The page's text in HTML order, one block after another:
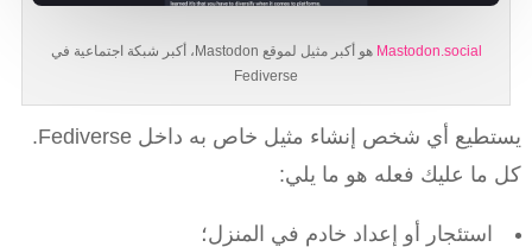
Mastodon.social
هو أكبر مثيل لموقع Mastodon، أكبر شبكة اجتماعية في
Fediverse
يستطيع أي شخص إنشاء مثيل خاص به داخل Fediverse.
كل ما عليك فعله هو ما يلي:
استئجار أو إعداد خادم في المنزل؛